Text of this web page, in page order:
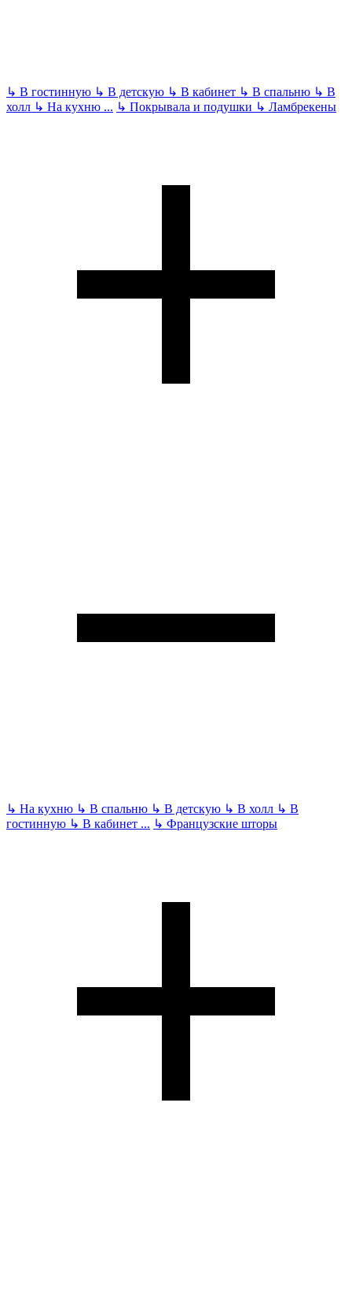
↳ В гостинную ↳ В детскую ↳ В кабинет ↳ В спальню ↳ В
холл ↳ На кухню ... ↳ Покрывала и подушки ↳ Ламбрекены
↳ На кухню ↳ В спальню ↳ В детскую ↳ В холл ↳ В
гостинную ↳ В кабинет ... ↳ Французские шторы